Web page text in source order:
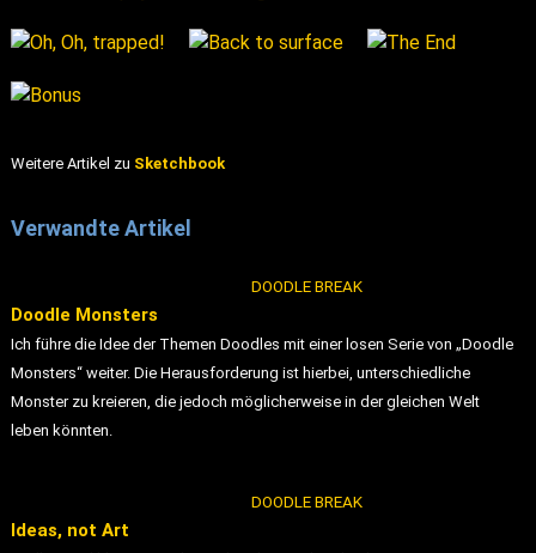
Weitere Artikel zu Sketchbook
Verwandte Artikel
DOODLE BREAK
Doodle Monsters
Ich führe die Idee der Themen Doodles mit einer losen Serie von „Doodle
Monsters“ weiter. Die Herausforderung ist hierbei, unterschiedliche
Monster zu kreieren, die jedoch möglicherweise in der gleichen Welt
leben könnten.
DOODLE BREAK
Ideas, not Art